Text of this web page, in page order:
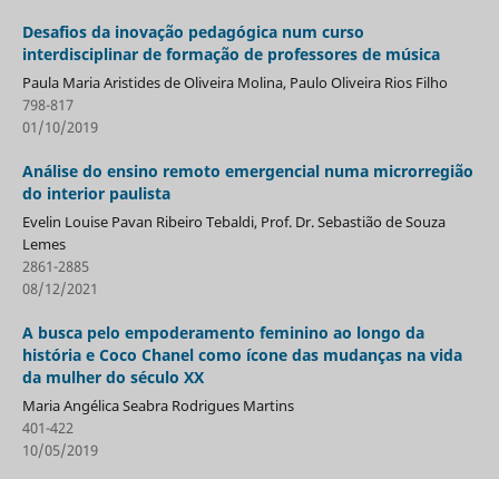
Desafios da inovação pedagógica num curso
interdisciplinar de formação de professores de música
Paula Maria Aristides de Oliveira Molina, Paulo Oliveira Rios Filho
798-817
01/10/2019
Análise do ensino remoto emergencial numa microrregião
do interior paulista
Evelin Louise Pavan Ribeiro Tebaldi, Prof. Dr. Sebastião de Souza
Lemes
2861-2885
08/12/2021
A busca pelo empoderamento feminino ao longo da
história e Coco Chanel como ícone das mudanças na vida
da mulher do século XX
Maria Angélica Seabra Rodrigues Martins
401-422
10/05/2019